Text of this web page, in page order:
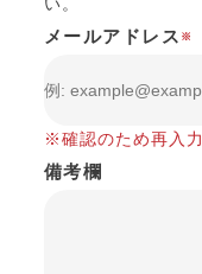
メールアドレス ※
※確認のため再入力
備考欄